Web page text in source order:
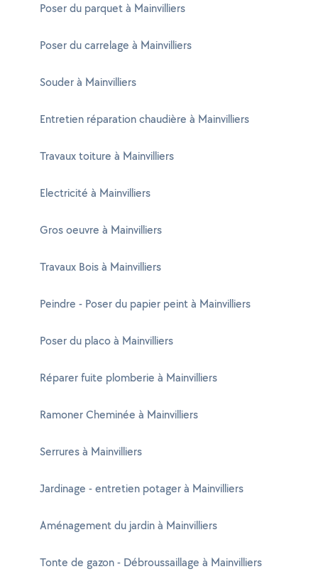
Poser du parquet à Mainvilliers
Poser du carrelage à Mainvilliers
Souder à Mainvilliers
Entretien réparation chaudière à Mainvilliers
Travaux toiture à Mainvilliers
Electricité à Mainvilliers
Gros oeuvre à Mainvilliers
Travaux Bois à Mainvilliers
Peindre - Poser du papier peint à Mainvilliers
Poser du placo à Mainvilliers
Réparer fuite plomberie à Mainvilliers
Ramoner Cheminée à Mainvilliers
Serrures à Mainvilliers
Jardinage - entretien potager à Mainvilliers
Aménagement du jardin à Mainvilliers
Tonte de gazon - Débroussaillage à Mainvilliers